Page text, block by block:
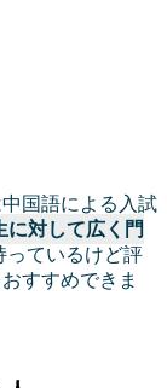
国語による入試
に対して広く門
っているけど評
すすめできま